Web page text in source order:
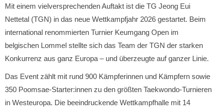
Mit einem vielversprechenden Auftakt ist die TG Jeong Eui
Nettetal (TGN) in das neue Wettkampfjahr 2026 gestartet. Beim
international renommierten Turnier Keumgang Open im
belgischen Lommel stellte sich das Team der TGN der starken
Konkurrenz aus ganz Europa – und überzeugte auf ganzer Linie.
Das Event zählt mit rund 900 Kämpferinnen und Kämpfern sowie
350 Poomsae-Starter:innen zu den größten Taekwondo-Turnieren
in Westeuropa. Die beeindruckende Wettkampfhalle mit 14